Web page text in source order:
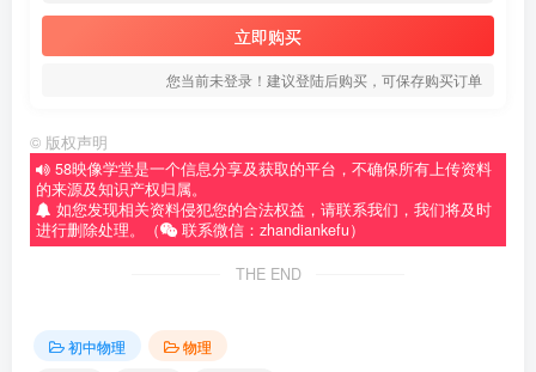
立即购买
您当前未登录！建议登陆后购买，可保存购买订单
© 版权声明
58映像学堂是一个信息分享及获取的平台，不确保所有上传资料
的来源及知识产权归属。
如您发现相关资料侵犯您的合法权益，请联系我们，我们将及时
进行删除处理。（
联系微信：zhandiankefu）
THE END
初中物理
物理